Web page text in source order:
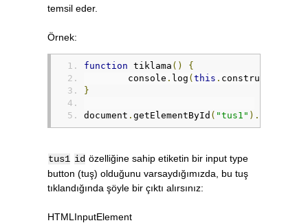
temsil eder.
Örnek:
function tiklama ()
{
	console
. log (this . constructor
}
document . getElementById ( "tus1" ).
tus1 id özelliğine sahip etiketin bir input type
button (tuş) olduğunu varsaydığımızda, bu tuş
tıklandığında şöyle bir çıktı alırsınız:
HTMLInputElement